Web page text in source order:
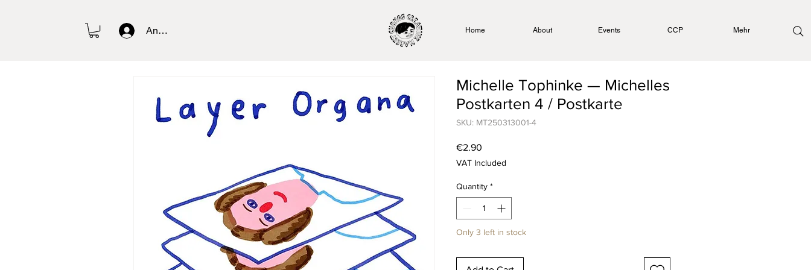
Anmelden Home About Events CCP Mehr
Michelle Tophinke — Michelles
Postkarten 4 / Postkarte
SKU: MT250313001-4
€2.90
VAT Included
Quantity *
Only 3 left in stock